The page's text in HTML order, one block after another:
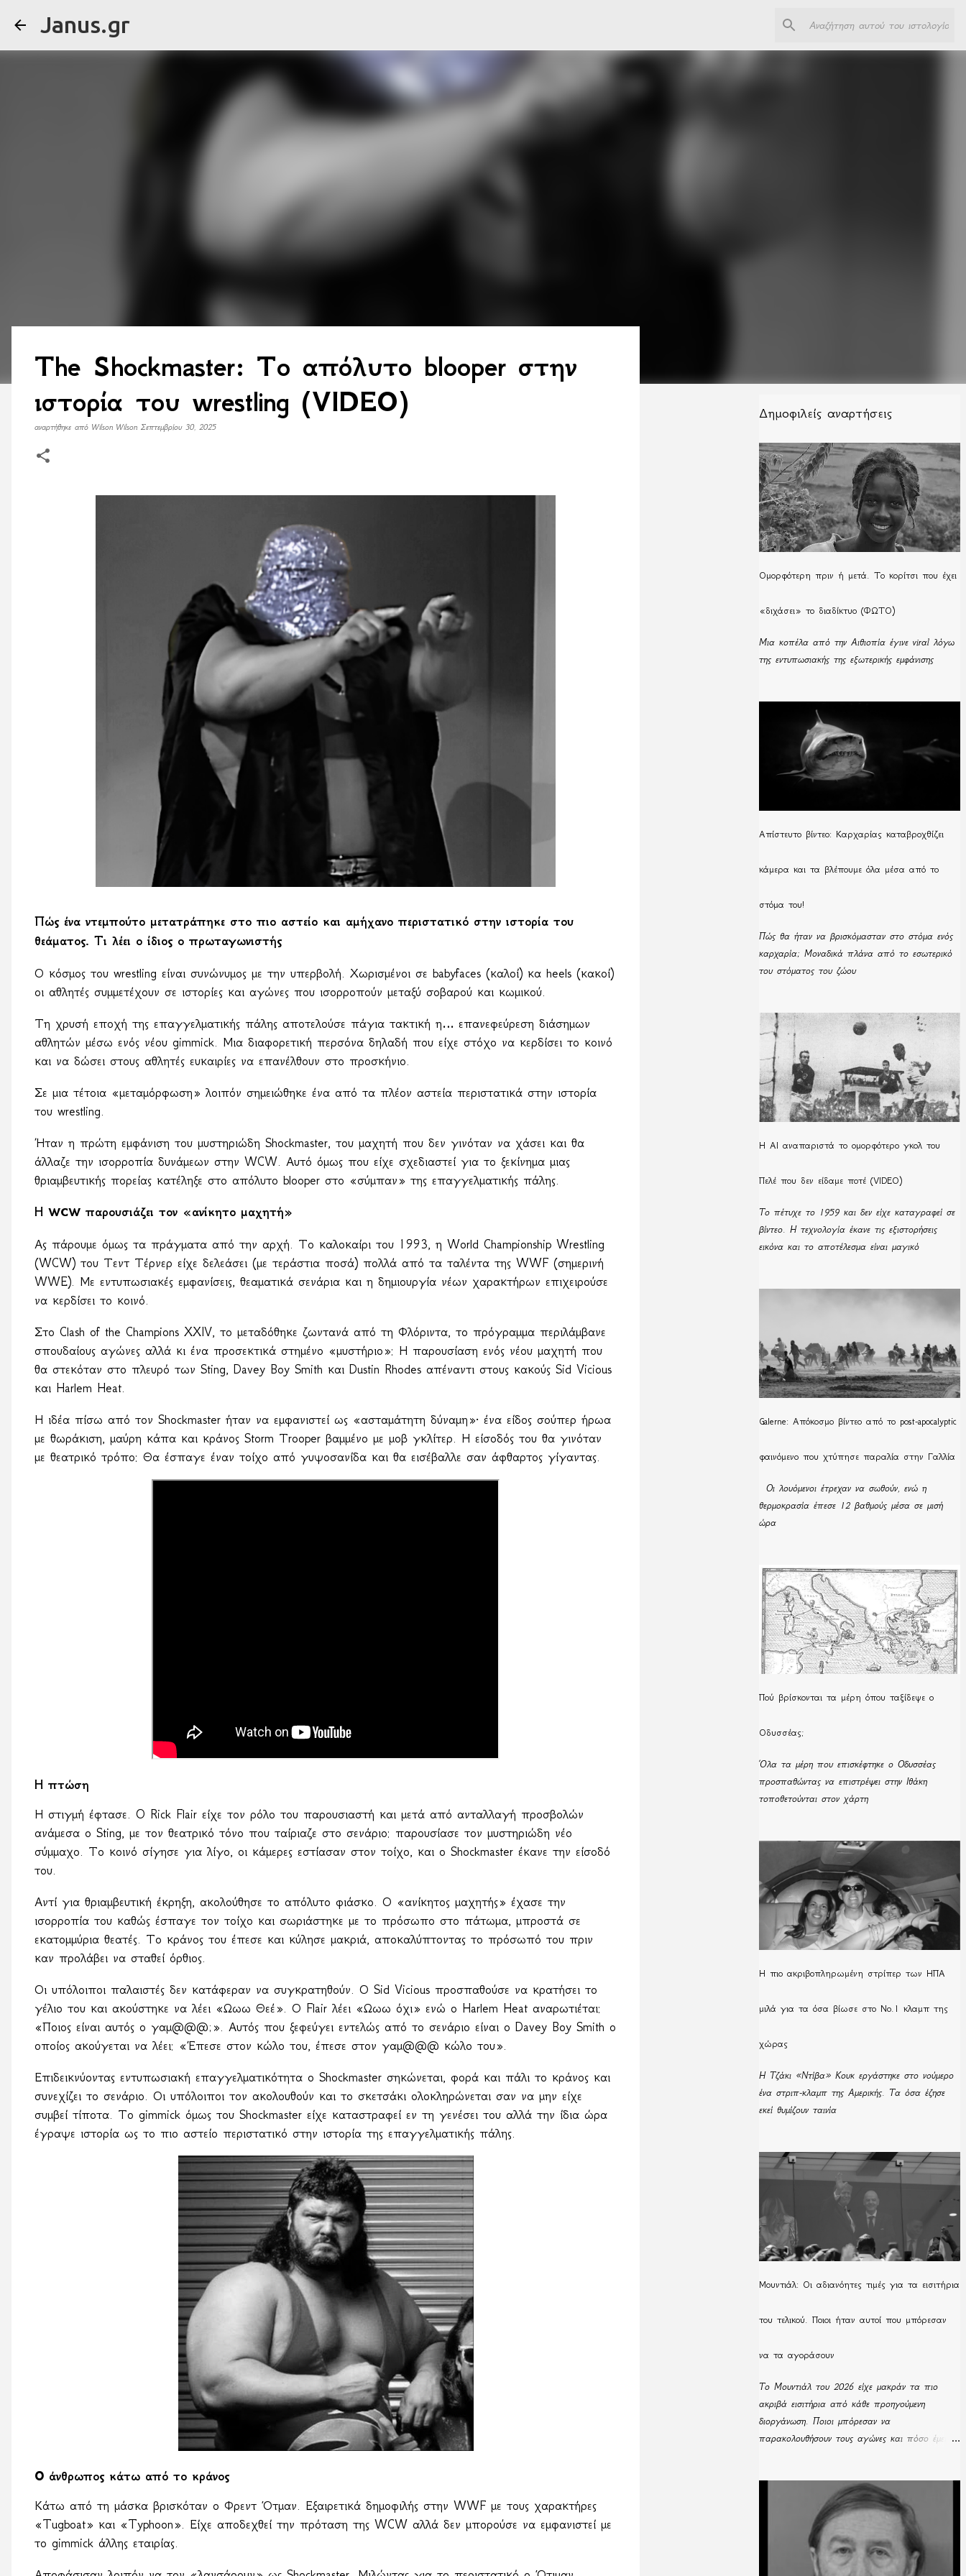
Janus.gr
The Shockmaster: Το απόλυτο blooper στην
ιστορία του wrestling (VIDEO)
αναρτήθηκε από Wilson Wilson Σεπτεμβρίου 30, 2025
Πώς ένα ντεμπούτο μετατράπηκε στο πιο αστείο και αμήχανο περιστατικό στην ιστορία του
θεάματος. Τι λέει ο ίδιος ο πρωταγωνιστής
Ο κόσμος του wrestling είναι συνώνυμος με την υπερβολή. Χωρισμένοι σε babyfaces (καλοί) κα heels (κακοί)
οι αθλητές συμμετέχουν σε ιστορίες και αγώνες που ισορροπούν μεταξύ σοβαρού και κωμικού.
Τη χρυσή εποχή της επαγγελματικής πάλης αποτελούσε πάγια τακτική η… επανεφεύρεση διάσημων
αθλητών μέσω ενός νέου gimmick. Μια διαφορετική περσόνα δηλαδή που είχε στόχο να κερδίσει το κοινό
και να δώσει στους αθλητές ευκαιρίες να επανέλθουν στο προσκήνιο.
Σε μια τέτοια «μεταμόρφωση» λοιπόν σημειώθηκε ένα από τα πλέον αστεία περιστατικά στην ιστορία
του wrestling.
Ήταν η πρώτη εμφάνιση του μυστηριώδη Shockmaster, του μαχητή που δεν γινόταν να χάσει και θα
άλλαζε την ισορροπία δυνάμεων στην WCW. Αυτό όμως που είχε σχεδιαστεί για το ξεκίνημα μιας
θριαμβευτικής πορείας κατέληξε στο απόλυτο blooper στο «σύμπαν» της επαγγελματικής πάλης.
Η WCW παρουσιάζει τον «ανίκητο μαχητή»
Ας πάρουμε όμως τα πράγματα από την αρχή. Το καλοκαίρι του 1993, η World Championship Wrestling
(WCW) του Τεντ Τέρνερ είχε δελεάσει (με τεράστια ποσά) πολλά από τα ταλέντα της WWF (σημερινή
WWE). Με εντυπωσιακές εμφανίσεις, θεαματικά σενάρια και η δημιουργία νέων χαρακτήρων επιχειρούσε
να κερδίσει το κοινό.
Στο Clash of the Champions XXIV, το μεταδόθηκε ζωντανά από τη Φλόριντα, το πρόγραμμα περιλάμβανε
σπουδαίους αγώνες αλλά κι ένα προσεκτικά στημένο «μυστήριο»: Η παρουσίαση ενός νέου μαχητή που
θα στεκόταν στο πλευρό των Sting, Davey Boy Smith και Dustin Rhodes απέναντι στους κακούς Sid Vicious
και Harlem Heat.
Η ιδέα πίσω από τον Shockmaster ήταν να εμφανιστεί ως «ασταμάτητη δύναμη»· ένα είδος σούπερ ήρωα
με θωράκιση, μαύρη κάπα και κράνος Storm Τrooper βαμμένο με μοβ γκλίτερ. Η είσοδός του θα γινόταν
με θεατρικό τρόπο: Θα έσπαγε έναν τοίχο από γυψοσανίδα και θα εισέβαλλε σαν άφθαρτος γίγαντας.
Η πτώση
Η στιγμή έφτασε. O Rick Flair είχε τον ρόλο του παρουσιαστή και μετά από ανταλλαγή προσβολών
ανάμεσα ο Sting, με τον θεατρικό τόνο που ταίριαζε στο σενάριο: παρουσίασε τον μυστηριώδη νέο
σύμμαχο. Το κοινό σίγησε για λίγο, οι κάμερες εστίασαν στον τοίχο, και ο Shockmaster έκανε την είσοδό
του.
Αντί για θριαμβευτική έκρηξη, ακολούθησε το απόλυτο φιάσκο. Ο «ανίκητος μαχητής» έχασε την
ισορροπία του καθώς έσπαγε τον τοίχο και σωριάστηκε με το πρόσωπο στο πάτωμα, μπροστά σε
εκατομμύρια θεατές. Το κράνος του έπεσε και κύλησε μακριά, αποκαλύπτοντας το πρόσωπό του πριν
καν προλάβει να σταθεί όρθιος.
Οι υπόλοιποι παλαιστές δεν κατάφεραν να συγκρατηθούν. Ο Sid Vicious προσπαθούσε να κρατήσει το
γέλιο του και ακούστηκε να λέει «Ωωω Θεέ». Ο Flair λέει «Ωωω όχι» ενώ ο Harlem Heat αναρωτιέται:
«Ποιος είναι αυτός ο γαμ@@@;». Αυτός που ξεφεύγει εντελώς από το σενάριο είναι ο Davey Boy Smith ο
οποίος ακούγεται να λέει: «Έπεσε στον κώλο του, έπεσε στον γαμ@@@ κώλο του».
Επιδεικνύοντας εντυπωσιακή επαγγελματικότητα ο Shockmaster σηκώνεται, φορά και πάλι το κράνος και
συνεχίζει το σενάριο. Οι υπόλοιποι τον ακολουθούν και το σκετσάκι ολοκληρώνεται σαν να μην είχε
συμβεί τίποτα. Το gimmick όμως του Shockmaster είχε καταστραφεί εν τη γενέσει του αλλά την ίδια ώρα
έγραψε ιστορία ως το πιο αστείο περιστατικό στην ιστορία της επαγγελματικής πάλης.
Ο άνθρωπος κάτω από το κράνος
Κάτω από τη μάσκα βρισκόταν ο Φρεντ Ότμαν. Εξαιρετικά δημοφιλής στην WWF με τους χαρακτήρες
«Tugboat» και «Typhoon». Είχε αποδεχθεί την πρόταση της WCW αλλά δεν μπορούσε να εμφανιστεί με
το gimmick άλλης εταιρίας.
Δημοφιλείς αναρτήσεις
Ομορφότερη πριν ή μετά. Το κορίτσι που έχει
«διχάσει» το διαδίκτυο (ΦΩΤΟ)
Μια κοπέλα από την Αιθιοπία έγινε viral λόγω
της εντυπωσιακής της εξωτερικής εμφάνισης
Απίστευτο βίντεο: Καρχαρίας καταβροχθίζει
κάμερα και τα βλέπουμε όλα μέσα από το
στόμα του!
Πώς θα ήταν να βρισκόμασταν στο στόμα ενός
καρχαρία; Μοναδικά πλάνα από το εσωτερικό
του στόματος του ζώου
Η ΑΙ αναπαριστά το ομορφότερο γκολ του
Πελέ που δεν είδαμε ποτέ (VIDEO)
Το πέτυχε το 1959 και δεν είχε καταγραφεί σε
βίντεο. Η τεχνολογία έκανε τις εξιστορήσεις
εικόνα και το αποτέλεσμα είναι μαγικό
Galerne: Απόκοσμο βίντεο από το post-apocalyptic
φαινόμενο που χτύπησε παραλία στην Γαλλία
Οι λουόμενοι έτρεχαν να σωθούν, ενώ η
θερμοκρασία έπεσε 12 βαθμούς μέσα σε μισή
ώρα
Πού βρίσκονται τα μέρη όπου ταξίδεψε ο
Οδυσσέας;
Όλα τα μέρη που επισκέφτηκε ο Οδυσσέας
προσπαθώντας να επιστρέψει στην Ιθάκη
τοποθετούνται στον χάρτη
H πιο ακριβοπληρωμένη στρίπερ των ΗΠΑ
μιλά για τα όσα βίωσε στο Νο.1 κλαμπ της
χώρας
Η Τζάκι «Ντίβα» Κουκ εργάστηκε στο νούμερο
ένα στριπ-κλαμπ της Αμερικής. Τα όσα έζησε
εκεί θυμίζουν ταινία
Μουντιάλ: Οι αδιανόητες τιμές για τα εισιτήρια
του τελικού. Ποιοι ήταν αυτοί που μπόρεσαν
να τα αγοράσουν
Το Μουντιάλ του 2026 είχε μακράν τα πιο
ακριβά εισιτήρια από κάθε προηγούμενη
διοργάνωση. Ποιοι μπόρεσαν να
παρακολουθήσουν τους αγώνες και πόσο έμειναν